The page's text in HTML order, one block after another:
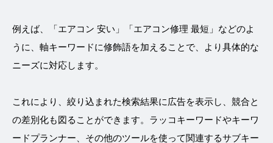
例えば、「エアコン 安い」「エアコン修理 最短」などのよ
うに、軸キーワードに修飾語を加えることで、より具体的な
ニーズに対応します。
これにより、絞り込まれた検索結果に広告を表示し、競合と
の差別化も図ることができます。ラッコキーワードやキーワ
ードプランナー、その他のツールを使って関連するサブキー